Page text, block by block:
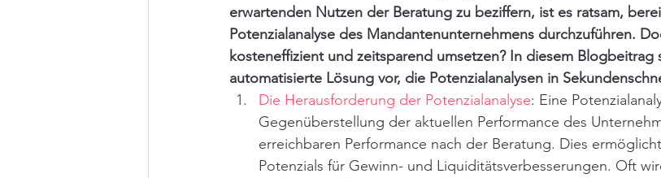
erwartenden Nutzen der Beratung zu beziffern, ist es ratsam,
Potenzialanalyse des Mandantenunternehmens durchzuführen.
kosteneffizient und zeitsparend umsetzen? In diesem Blogbeitrag
automatisierte Lösung vor, die Potenzialanalysen in
Die Herausforderung der Potenzialanalyse: Eine
Gegenüberstellung der aktuellen Performance des
erreichbaren Performance nach der Beratung. Dies
Potenzials für Gewinn- und Liquiditätsverbesserungen. Oft